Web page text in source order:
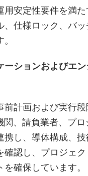
用安定性要件を満
、仕様ロック、バ
ーションおよびエ
計画および実行段
関、請負業者、プ
携し、導体構成、
確認し、プロジェ
確保しています。